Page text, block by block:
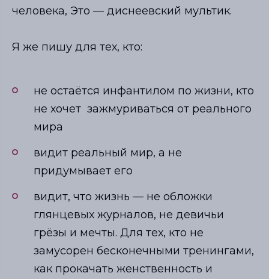
человека, Это — диснеевский мультик.
Я же пишу для тех, кто:
не остаётся инфантилом по жизни, кто
не хочет зажмуриваться от реального
мира
видит реальный мир, а не
придумывает его
видит, что жизнь — не обложки
глянцевых журналов, не девичьи
грёзы и мечты. Для тех, кто не
замусорен бесконечными тренингами,
как прокачать женственность и